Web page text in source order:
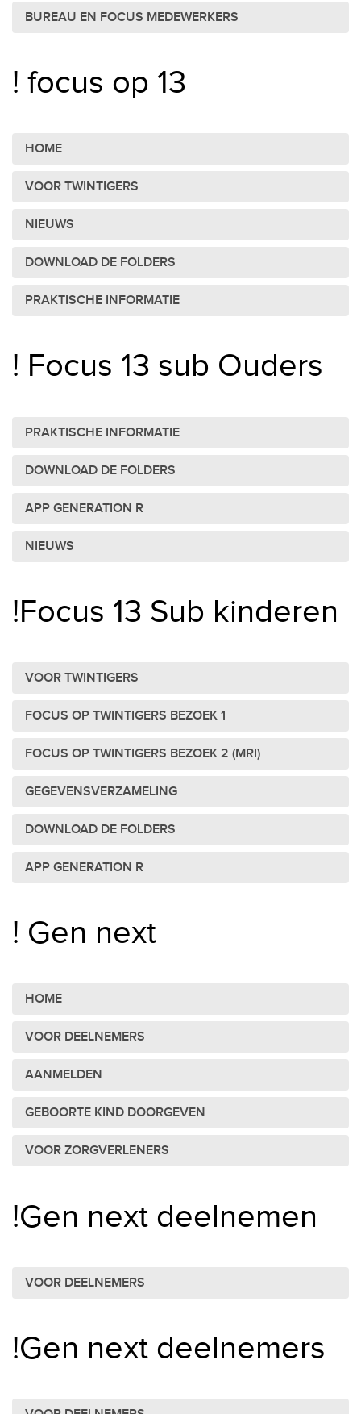
BUREAU EN FOCUS MEDEWERKERS
! focus op 13
HOME
VOOR TWINTIGERS
NIEUWS
DOWNLOAD DE FOLDERS
PRAKTISCHE INFORMATIE
! Focus 13 sub Ouders
PRAKTISCHE INFORMATIE
DOWNLOAD DE FOLDERS
APP GENERATION R
NIEUWS
!Focus 13 Sub kinderen
VOOR TWINTIGERS
FOCUS OP TWINTIGERS BEZOEK 1
FOCUS OP TWINTIGERS BEZOEK 2 (MRI)
GEGEVENSVERZAMELING
DOWNLOAD DE FOLDERS
APP GENERATION R
! Gen next
HOME
VOOR DEELNEMERS
AANMELDEN
GEBOORTE KIND DOORGEVEN
VOOR ZORGVERLENERS
!Gen next deelnemen
VOOR DEELNEMERS
!Gen next deelnemers